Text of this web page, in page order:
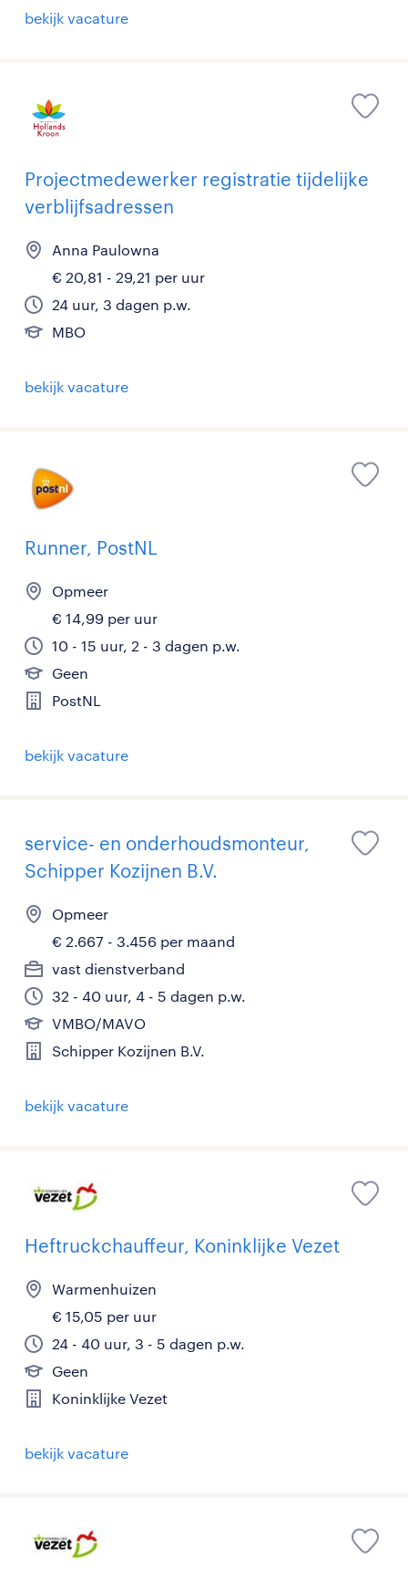
bekijk vacature
Projectmedewerker registratie tijdelijke
verblijfsadressen
Anna Paulowna
€ 20,81 - 29,21 per uur
24 uur, 3 dagen p.w.
MBO
bekijk vacature
Runner, PostNL
Opmeer
€ 14,99 per uur
10 - 15 uur, 2 - 3 dagen p.w.
Geen
PostNL
bekijk vacature
service- en onderhoudsmonteur,
Schipper Kozijnen B.V.
Opmeer
€ 2.667 - 3.456 per maand
vast dienstverband
32 - 40 uur, 4 - 5 dagen p.w.
VMBO/MAVO
Schipper Kozijnen B.V.
bekijk vacature
Heftruckchauffeur, Koninklijke Vezet
Warmenhuizen
€ 15,05 per uur
24 - 40 uur, 3 - 5 dagen p.w.
Geen
Koninklijke Vezet
bekijk vacature